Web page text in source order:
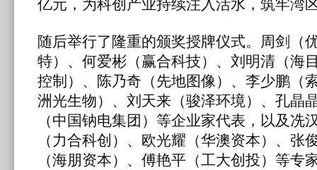
亿元，为科创产业持续注入活水，筑牢湾
随后举行了隆重的颁奖授牌仪式。周剑（
特）、何爱彬（赢合科技）、刘明清（海
控制）、陈乃奇（先地图像）、李少鹏（
洲光生物）、刘天来（骏泽环境）、孔晶
（中国钠电集团）等企业家代表，以及冼
（力合科创）、欧光耀（华澳资本）、张
（海朋资本）、傅艳平（工大创投）等专